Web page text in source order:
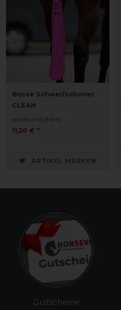
Busse Schweifschoner
CLEAN
vorher 12,90 €
11,20 € *
ARTIKEL MERKEN
Gutscheine